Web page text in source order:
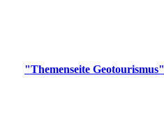
"Themenseite Geotourismus"